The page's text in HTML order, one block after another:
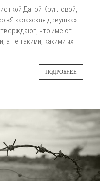
Даной Кругловой,
«Я казахская девушка».
что имеют
а не такими, какими их
ПОДРОБНЕЕ